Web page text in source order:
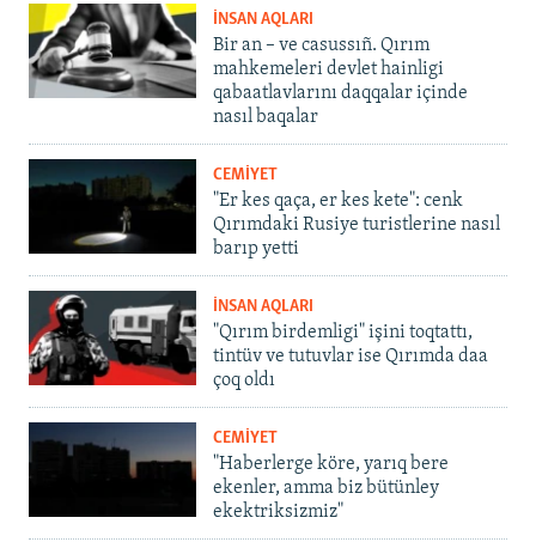
İNSAN AQLARI
Bir an – ve casussıñ. Qırım
mahkemeleri devlet hainligi
qabaatlavlarını daqqalar içinde
nasıl baqalar
CEMİYET
"Er kes qaça, er kes kete": cenk
Qırımdaki Rusiye turistlerine nasıl
barıp yetti
İNSAN AQLARI
"Qırım birdemligi" işini toqtattı,
tintüv ve tutuvlar ise Qırımda daa
çoq oldı
CEMİYET
"Haberlerge köre, yarıq bere
ekenler, amma biz bütünley
ekektriksizmiz"